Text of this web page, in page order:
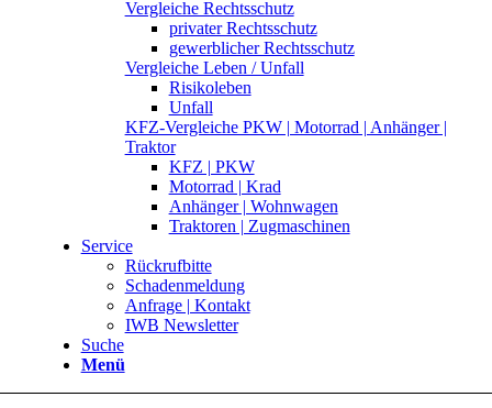
Vergleiche Rechtsschutz
privater Rechtsschutz
gewerblicher Rechtsschutz
Vergleiche Leben / Unfall
Risikoleben
Unfall
KFZ-Vergleiche PKW | Motorrad | Anhänger |
Traktor
KFZ | PKW
Motorrad | Krad
Anhänger | Wohnwagen
Traktoren | Zugmaschinen
Service
Rückrufbitte
Schadenmeldung
Anfrage | Kontakt
IWB Newsletter
Suche
Menü